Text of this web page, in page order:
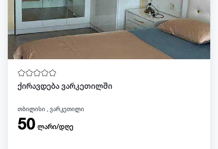
ქირავდება ვარკეთილში
თბილისი , ვარკეთილი
50 ლარი/დღე